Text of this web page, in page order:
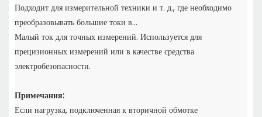
Подходит для измерительной техники и т. д., где необходимо
преобразовывать большие токи в...
Малый ток для точных измерений. Используется для
прецизионных измерений или в качестве средства
электробезопасности.
Примечания:
Если нагрузка, подключенная к вторичной обмотке